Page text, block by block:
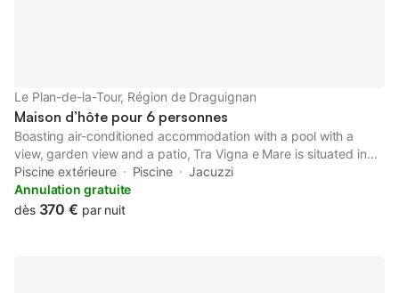
Le Plan-de-la-Tour, Région de Draguignan
Maison d’hôte pour 6 personnes
Boasting air-conditioned accommodation with a pool with a
view, garden view and a patio, Tra Vigna e Mare is situated in
Plan-de-la-Tour. Private parking is available on site at this
recently renovated property.
Piscine extérieure Piscine
Jacuzzi
Annulation gratuite
dès 370 € par nuit